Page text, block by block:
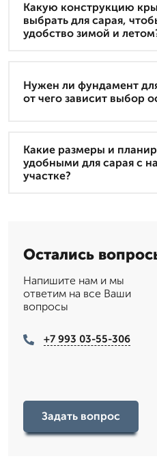
Какую конструкцию
выбрать для сарая,
удобство зимой и
Нужен ли фундамент
от чего зависит выбор
Какие размеры и
удобными для сарая с
участке?
Остались
Напишите нам и мы
ответим на все Ваши
вопросы
+7 993 03-55-306
Задать вопрос